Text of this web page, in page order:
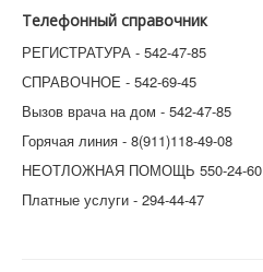
Телефонный справочник
РЕГИСТРАТУРА - 542-47-85
СПРАВОЧНОЕ - 542-69-45
Вызов врача на дом - 542-47-85
Горячая линия - 8(911)118-49-08
НЕОТЛОЖНАЯ ПОМОЩЬ 550-24-60
Платные услуги - 294-44-47